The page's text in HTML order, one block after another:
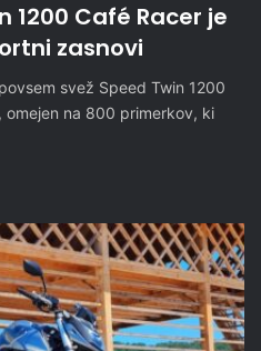
1200 Café Racer je
zasnovi
svež Speed Twin 1200
omejen na 800 primerkov, ki